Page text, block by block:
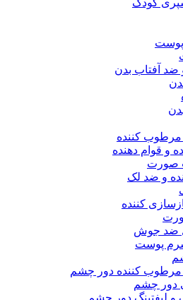
ضد آفتاب بدن
مرطوب کننده
و قوام دهنده
صورت
و ضد لک
کننده
ضد جوش
پوست
مرطوب کننده دور چشم
دور چشم
لیفتینگ دور چشم